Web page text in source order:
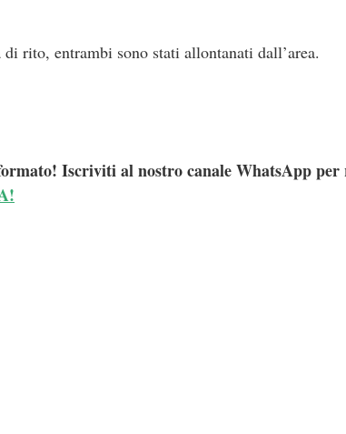
rito, entrambi sono stati allontanati dall’area.
Iscriviti al nostro canale WhatsApp